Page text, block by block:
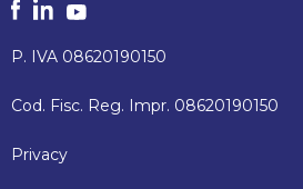
P. IVA 08620190150
Cod. Fisc. Reg. Impr. 08620190150
Privacy